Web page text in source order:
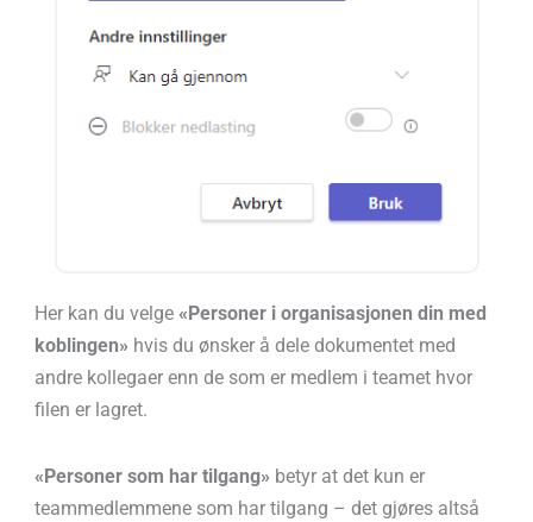
Her kan du velge «Personer i organisasjonen din med
koblingen» hvis du ønsker å dele dokumentet med
andre kollegaer enn de som er medlem i teamet hvor
filen er lagret.
«Personer som har tilgang» betyr at det kun er
teammedlemmene som har tilgang – det gjøres altså